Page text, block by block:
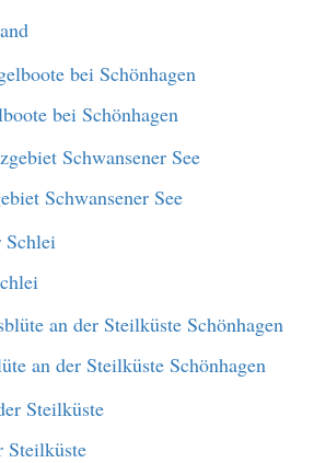
bei Schönhagen
Schwansener See
an der Steilküste Schönhagen
Steilküste